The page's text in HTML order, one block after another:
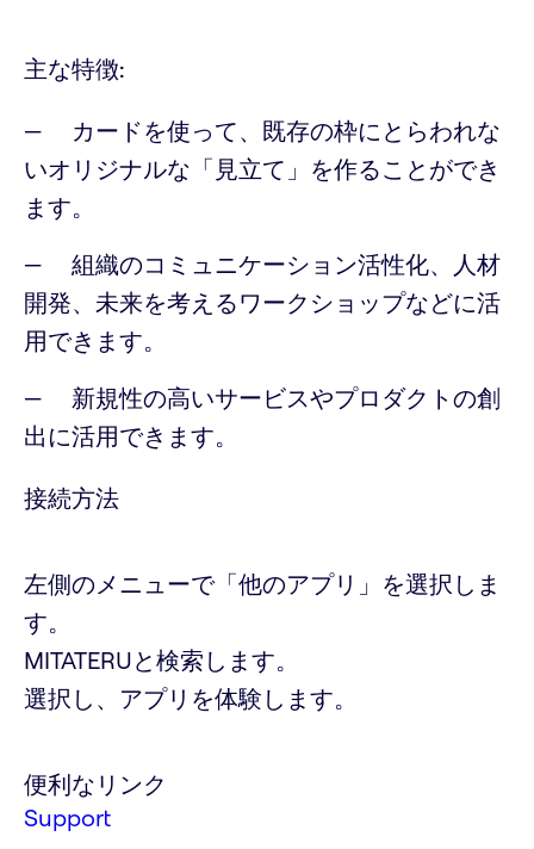
主な特徴:
カードを使って、既存の枠にとらわれな
いオリジナルな「見立て」を作ることができ
ます。
組織のコミュニケーション活性化、人材
開発、未来を考えるワークショップなどに活
用できます。
新規性の高いサービスやプロダクトの創
出に活用できます。
接続方法
左側のメニューで「他のアプリ」を選択しま
す。
MITATERUと検索します。
選択し、アプリを体験します。
便利なリンク
Support